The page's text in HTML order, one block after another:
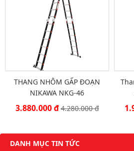
THANG NHÔM GẤP ĐOẠN
NIKAWA NKG-46
3.880.000 đ4.280.000 đ
DANH MỤC TIN TỨC